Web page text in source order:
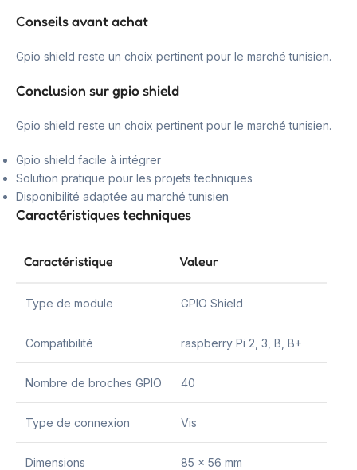
Conseils avant achat
Gpio shield reste un choix pertinent pour le marché tunisien.
Conclusion sur gpio shield
Gpio shield reste un choix pertinent pour le marché tunisien.
Gpio shield facile à intégrer
Solution pratique pour les projets techniques
Disponibilité adaptée au marché tunisien
Caractéristiques techniques
Caractéristique Valeur
Type de module GPIO Shield
Compatibilité raspberry Pi 2, 3, B, B+
Nombre de broches GPIO 40
Type de connexion Vis
Dimensions 85 x 56 mm